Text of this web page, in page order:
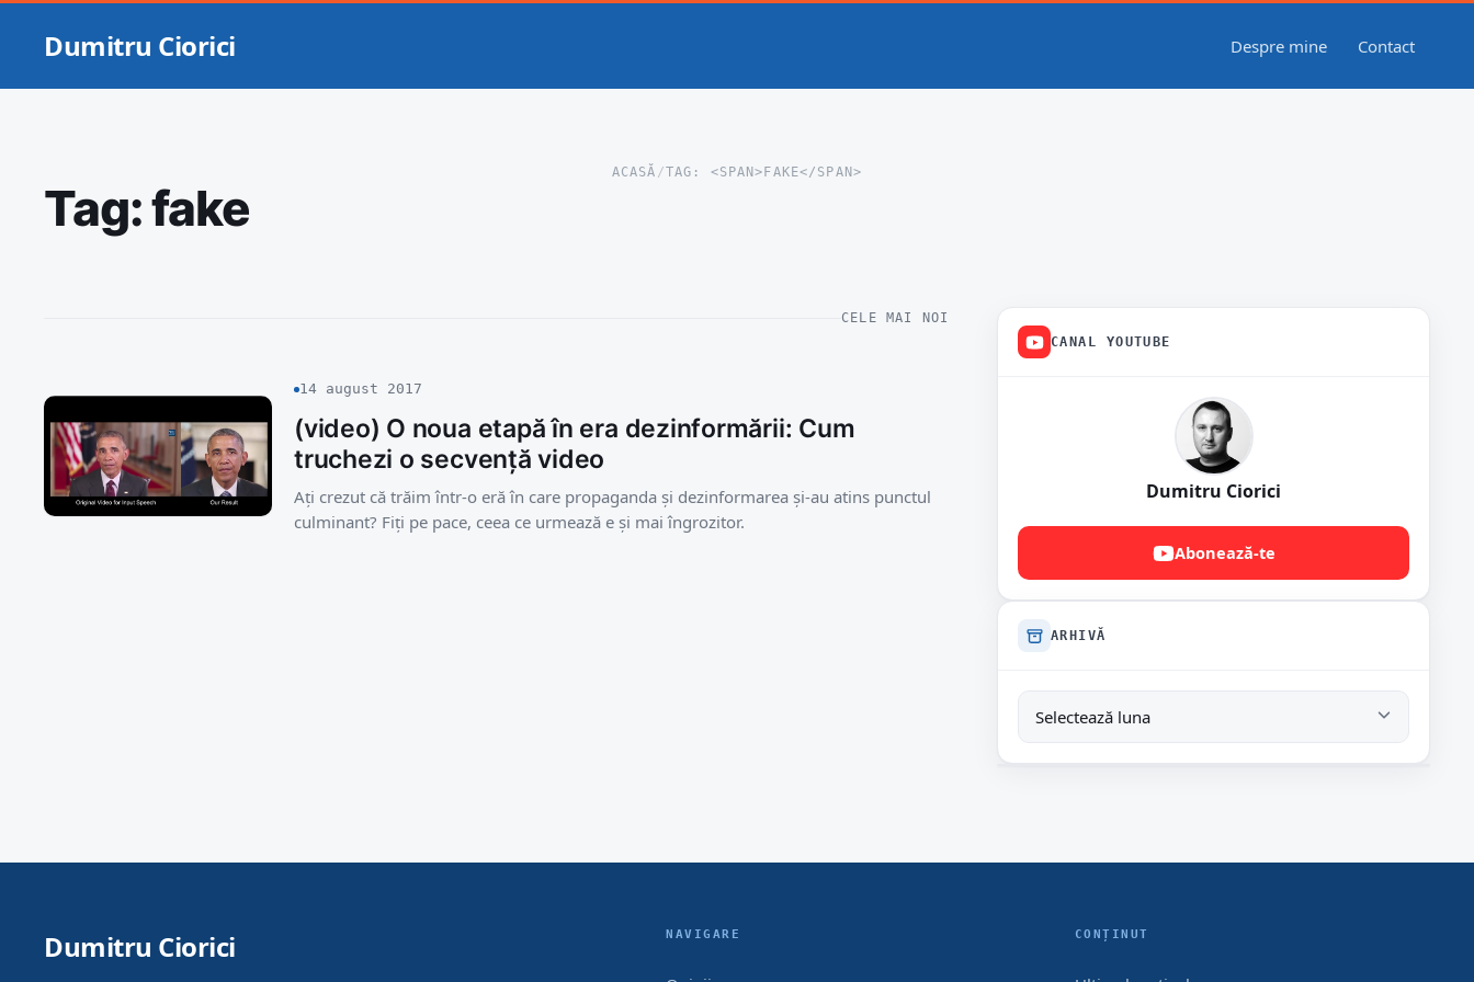
Dumitru Ciorici Despre mine Contact
ACASĂ /TAG: <SPAN>FAKE</SPAN>
Tag:fake
CELE MAI NOI
14 august 2017
(video) O noua etapă în era dezinformării: Cum
truchezi o secvență video
Ați crezut că trăim într-o eră în care propaganda și dezinformarea și-au atins punctul
culminant? Fiți pe pace, ceea ce urmează e și mai îngrozitor.
CANAL YOUTUBE
Dumitru Ciorici
Abonează-te
ARHIVĂ
Dumitru Ciorici NAVIGARE CONȚINUT